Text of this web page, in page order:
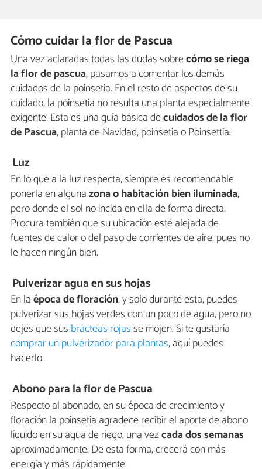
Cómo cuidar la flor de Pascua
Una vez aclaradas todas las dudas sobrecómo se riega
la flor de pascua, pasamos a comentar los demás
cuidados de la poinsetia. En el resto de aspectos de su
cuidado, la poinsetia no resulta una planta especialmente
exigente. Esta es una guía básica decuidados de la flor
de Pascua, planta de Navidad, poinsetia o Poinsettia:
Luz
En lo que a la luz respecta, siempre es recomendable
ponerla en algunazona o habitación bien iluminada,
pero donde el sol no incida en ella de forma directa.
Procura también que su ubicación esté alejada de
fuentes de calor o del paso de corrientes de aire, pues no
le hacen ningún bien.
Pulverizar agua en sus hojas
En laépoca de floración, y solo durante esta, puedes
pulverizar sus hojas verdes con un poco de agua, pero no
dejes que sus brácteas rojasse mojen. Si te gustaría
comprar un pulverizador para plantas, aquí puedes
hacerlo.
Abono para la flor de Pascua
Respecto al abonado, en su época de crecimiento y
floración la poinsetia agradece recibir el aporte de abono
líquido en su agua de riego, una vezcada dos semanas
aproximadamente. De esta forma, crecerá con más
energía y más rápidamente.